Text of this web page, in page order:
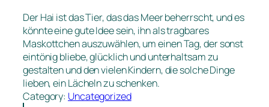
Der Hai ist das Tier, das das Meer beherrscht, und es
könnte eine gute Idee sein, ihn als tragbares
Maskottchen auszuwählen, um einen Tag, der sonst
eintönig bliebe, glücklich und unterhaltsam zu
gestalten und den vielen Kindern, die solche Dinge
lieben, ein Lächeln zu schenken.
Category: Uncategorized